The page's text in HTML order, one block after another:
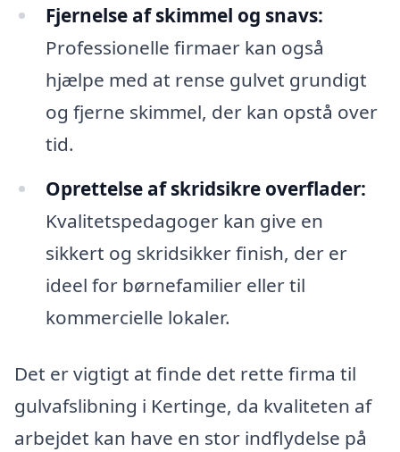
Fjernelse af skimmel og snavs:
Professionelle firmaer kan også
hjælpe med at rense gulvet grundigt
og fjerne skimmel, der kan opstå over
tid.
Oprettelse af skridsikre overflader:
Kvalitetspedagoger kan give en
sikkert og skridsikker finish, der er
ideel for børnefamilier eller til
kommercielle lokaler.
Det er vigtigt at finde det rette firma til
gulvafslibning i Kertinge, da kvaliteten af
arbejdet kan have en stor indflydelse på